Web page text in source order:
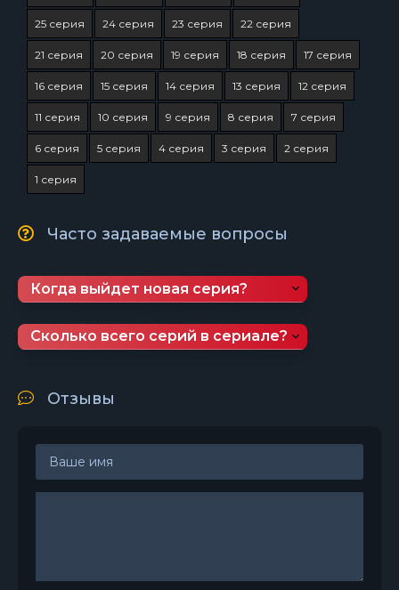
25 серия 24 серия 23 серия 22 серия
21 серия 20 серия 19 серия 18 серия 17 серия
16 серия 15 серия 14 серия 13 серия 12 серия
11 серия 10 серия 9 серия 8 серия 7 серия
6 серия 5 серия 4 серия 3 серия 2 серия
1 серия
Часто задаваемые вопросы
Когда выйдет новая серия?
Сколько всего серий в сериале?
Отзывы